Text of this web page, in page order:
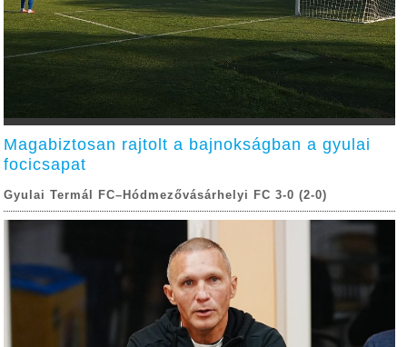
Magabiztosan rajtolt a bajnokságban a gyulai
focicsapat
Gyulai Termál FC–Hódmezővásárhelyi FC 3-0 (2-0)